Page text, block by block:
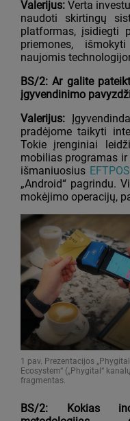
Valerijus: Verta
naudoti skirtingų
platformas, įsidiegti
priemones,
naujomis
BS/2: Ar galite
įgyvendinimo
Valerijus:
pradėjome taikyti
Tokie įrenginiai
mobilias programas
išmaniuosius
„Android“ pagrindu.
mokėjimo operacijų,
1 pav. Prezentacijos
Ecosystem“ („Phygital“
fragmentas.
BS/2: Kokias